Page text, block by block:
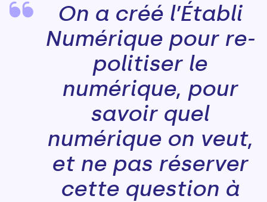
On a créé l’Établi
Numérique pour re-
politiser le
numérique, pour
savoir quel
numérique on veut,
et ne pas réserver
cette question à